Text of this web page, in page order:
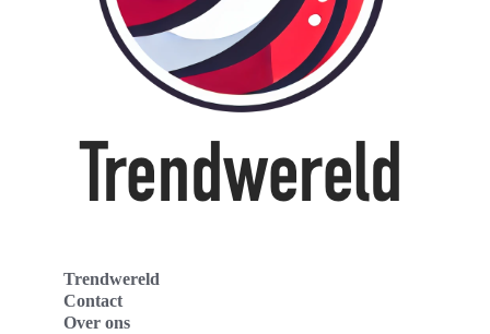
Trendwereld
Contact
Over ons